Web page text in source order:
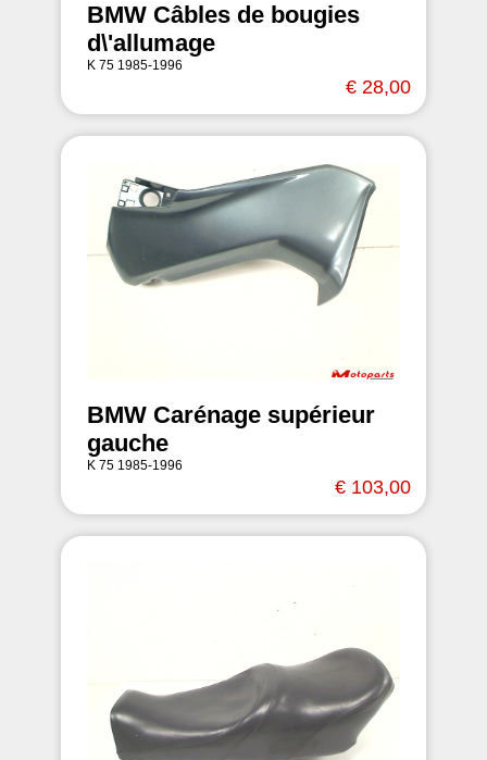
BMW Câbles de bougies
d\'allumage
K 75 1985-1996
€ 28,00
BMW Carénage supérieur
gauche
K 75 1985-1996
€ 103,00